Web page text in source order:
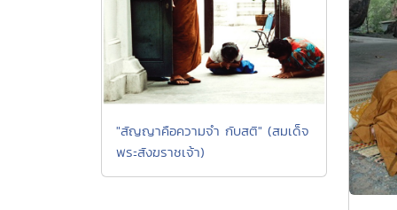
"สัญญาคือความจำ กับสติ" (สมเด็จ
พระสังฆราชเจ้า)